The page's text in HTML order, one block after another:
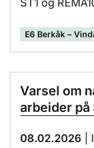
ST1 og
E6 Berkåk –
Varsel om
arbeider
08.02.2026 |